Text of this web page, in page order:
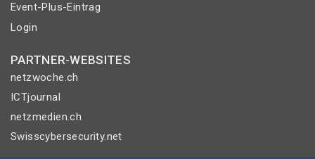
Event-Plus-Eintrag
Login
PARTNER-WEBSITES
netzwoche.ch
ICTjournal
netzmedien.ch
Swisscybersecurity.net